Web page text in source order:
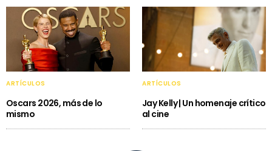
ARTÍCULOS
Oscars 2026, más de lo
mismo
ARTÍCULOS
Jay Kelly | Un homenaje crítico
al cine